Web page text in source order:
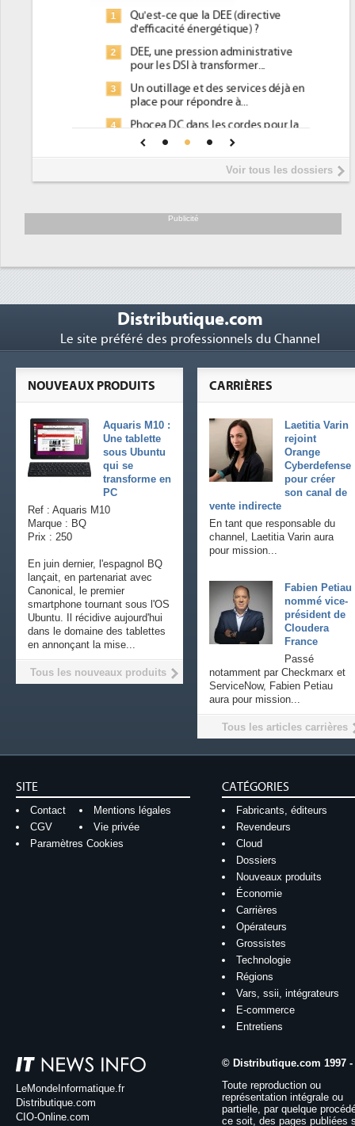
Qu'est-ce que la DEE (directive
d'efficacité énergétique) ?
DEE, une pression administrative
pour les DSI à transformer...
Un outillage et des services déjà en
place pour répondre à...
Phocea DC dans les cordes pour la
Interview de Fabrice Coquio,
président de Digital Realty...
soutient les...
Voir tous les dossiers
Publicité
Distributique.com
Le site préféré des professionnels du Channel
CARRIÈRES
Laetitia Varin
rejoint
Orange
Cyberdefense
pour créer
son canal de
vente indirecte
En tant que responsable du
channel, Laetitia Varin aura
pour mission...
Fabien Petiau
nommé vice-
président de
Cloudera
France
Passé
notamment par Checkmarx et
ServiceNow, Fabien Petiau
aura pour mission...
Tous les articles carrières
NOUVEAUX PRODUITS
Aquaris M10 :
Une tablette
sous Ubuntu
qui se
transforme en
PC
Ref : Aquaris M10
Marque : BQ
Prix : 250
En juin dernier, l'espagnol BQ
lançait, en partenariat avec
Canonical, le premier
smartphone tournant sous l'OS
Ubuntu. Il récidive aujourd'hui
dans le domaine des tablettes
en annonçant la mise...
Tous les nouveaux produits
SITE
Contact
Mentions légales
CGV
Vie privée
Paramètres Cookies
CATÉGORIES
Fabricants, éditeurs
Revendeurs
Cloud
Dossiers
Nouveaux produits
Économie
Carrières
Opérateurs
Grossistes
Technologie
Régions
Vars, ssii, intégrateurs
E-commerce
Entretiens
LeMondeInformatique.fr
Distributique.com
CIO-Online.com
© Distributique.com 1997 -
Toute reproduction ou
représentation intégrale ou
partielle, par quelque
ce soit, des pages publiées